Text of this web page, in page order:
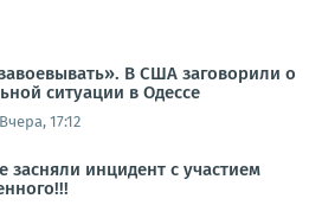
В США заговорили о
ситуации в Одессе
Вчера, 17:12
засняли инцидент с участием